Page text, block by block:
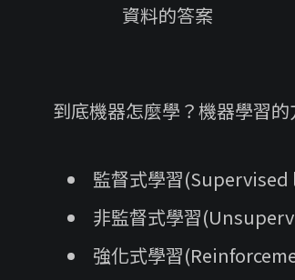
資料的答案
到底機器怎麼學？機器學習
監督式學習
非監督式學習
強化式學習